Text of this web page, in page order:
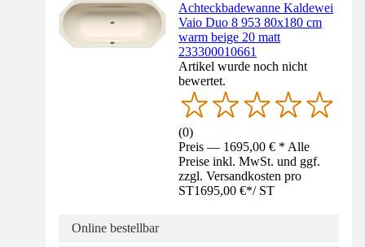
Achteckbadewanne Kaldewei
Vaio Duo 8 953 80x180 cm
warm beige 20 matt
233300010661
Artikel wurde noch nicht
bewertet.
(0)
Preis — 1695,00 € * Alle
Preise inkl. MwSt. und ggf.
zzgl. Versandkosten pro
ST1695,00 €*/ ST
Online bestellbar